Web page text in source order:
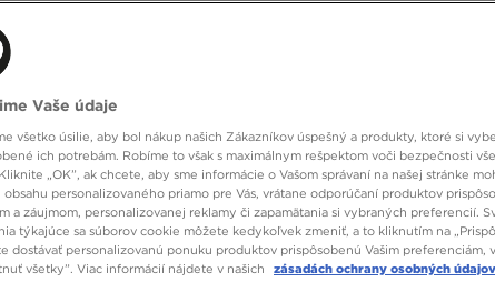
Sivá
Vaše údaje
všetko úsilie, aby bol nákup našich Zákazníkov úspešný a produkty, ktoré si
ich potrebám. Robíme to však s maximálnym rešpektom voči bezpečnosti
„OK”, ak chcete, aby sme informácie o Vašom správaní na našej stránke
obsahu personalizovaného priamo pre Vás, vrátane odporúčaní produktov
a záujmom, personalizovanej reklamy či zapamätania si vybraných preferencií.
týkajúce sa súborov cookie môžete kedykoľvek zmeniť, a to kliknutím na
dostávať personalizovanú ponuku produktov prispôsobenú Vašim preferenciám,
všetky”. Viac informácií nájdete v našich
zásadách ochrany osobných